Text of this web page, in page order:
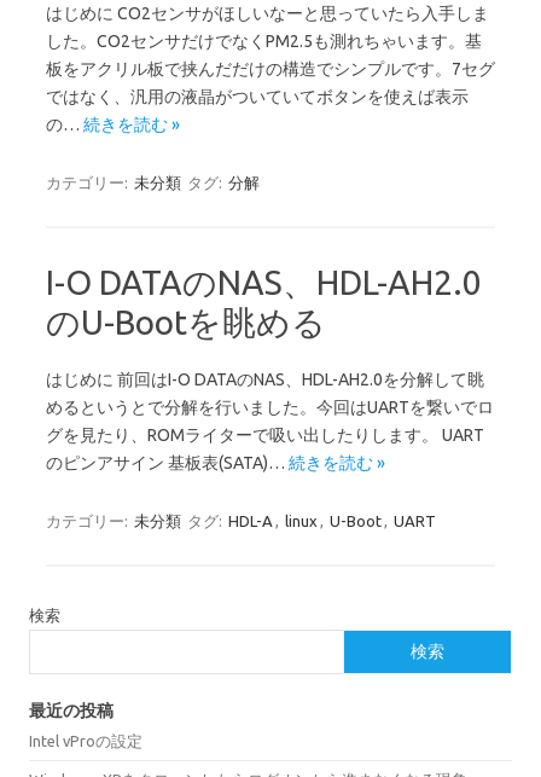
はじめに CO2センサがほしいなーと思っていたら入手しま
した。CO2センサだけでなくPM2.5も測れちゃいます。基
板をアクリル板で挟んだだけの構造でシンプルです。7セグ
ではなく、汎用の液晶がついていてボタンを使えば表示
の… 続きを読む »
カテゴリー: 未分類 タグ: 分解
I-O DATAのNAS、HDL-AH2.0
のU-Bootを眺める
はじめに 前回はI-O DATAのNAS、HDL-AH2.0を分解して眺
めるというとで分解を行いました。今回はUARTを繋いでロ
グを見たり、ROMライターで吸い出したりします。 UART
のピンアサイン 基板表(SATA)… 続きを読む »
カテゴリー: 未分類 タグ: HDL-A linux U-Boot UART
検索
検索
最近の投稿
Intel vProの設定